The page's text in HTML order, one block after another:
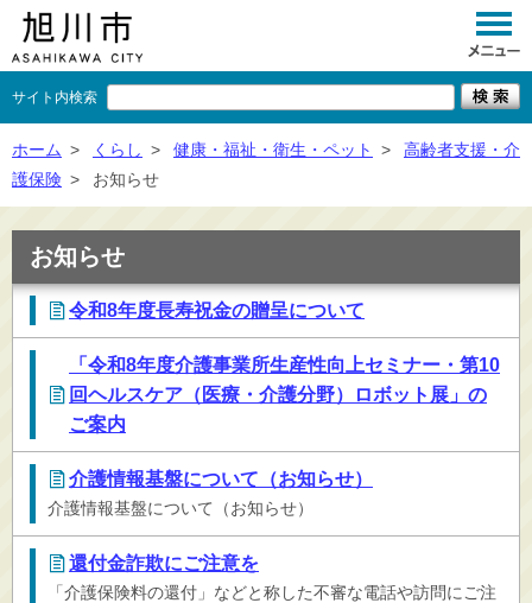
サイト内検索
くらし
事業者向け
施設一覧
市政情報
ホーム > くらし > 健康・福祉・衛生・ペット >
高齢者支援・介
護保険 > お知らせ
お知らせ
令和8年度長寿祝金の贈呈について
「令和8年度介護事業所生産性向上セミナー・第10
回ヘルスケア（医療・介護分野）ロボット展」の
ご案内
介護情報基盤について（お知らせ）
介護情報基盤について（お知らせ）
還付金詐欺にご注意を
「介護保険料の還付」などと称した不審な電話や訪問にご注